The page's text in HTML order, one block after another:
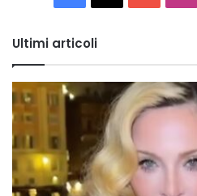
Ultimi articoli